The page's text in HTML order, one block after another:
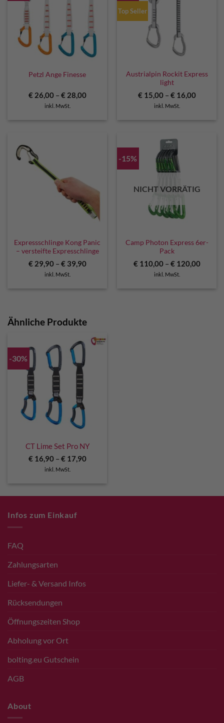
Petzl Ange Finesse
€26,00– €28,00
inkl. MwSt.
Top Seller
Austrialpin Rockit Express
light
€15,00– €16,00
inkl. MwSt.
Expressschlinge Kong Panic
– versteifte Expresschlinge
€29,90– €39,90
inkl. MwSt.
-15%
NICHT VORRÄTIG
Camp Photon Express 6er-
Pack
€110,00– €120,00
inkl. MwSt.
Ähnliche Produkte
-30%
CT Lime Set Pro NY
€16,90– €17,90
inkl. MwSt.
Infos zum Einkauf
FAQ
Zahlungsarten
Liefer- & Versand Infos
Rücksendungen
Öffnungszeiten Shop
Abholung vor Ort
bolting.eu Gutschein
AGB
About